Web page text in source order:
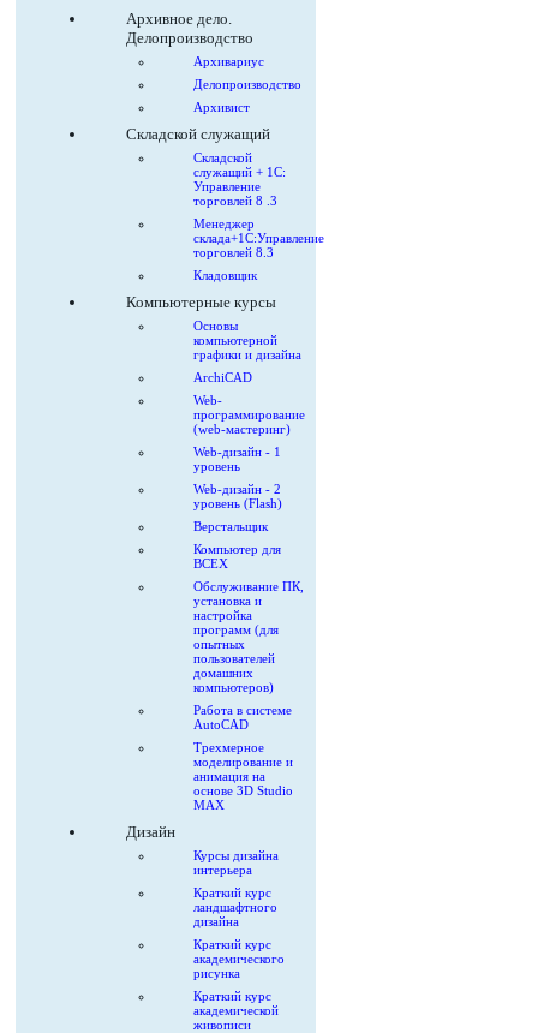
Архивное дело.
Делопроизводство
Архивариус
Делопроизводство
Архивист
Складской служащий
Складской
служащий + 1С:
Управление
торговлей 8 .3
Менеджер
склада+1С:Управление
торговлей 8.3
Кладовщик
Компьютерные курсы
Основы
компьютерной
графики и дизайна
ArchiCAD
Web-
программирование
(web-мастеринг)
Web-дизайн - 1
уровень
Web-дизайн - 2
уровень (Flash)
Верстальщик
Компьютер для
ВСЕХ
Обслуживание ПК,
установка и
настройка
программ (для
опытных
пользователей
домашних
компьютеров)
Работа в системе
AutoCAD
Трехмерное
моделирование и
анимация на
основе 3D Studio
MAX
Дизайн
Курсы дизайна
интерьера
Краткий курс
ландшафтного
дизайна
Краткий курс
академического
рисунка
Краткий курс
академической
живописи